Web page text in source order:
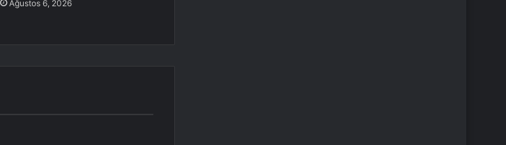
Ağustos 6, 2026